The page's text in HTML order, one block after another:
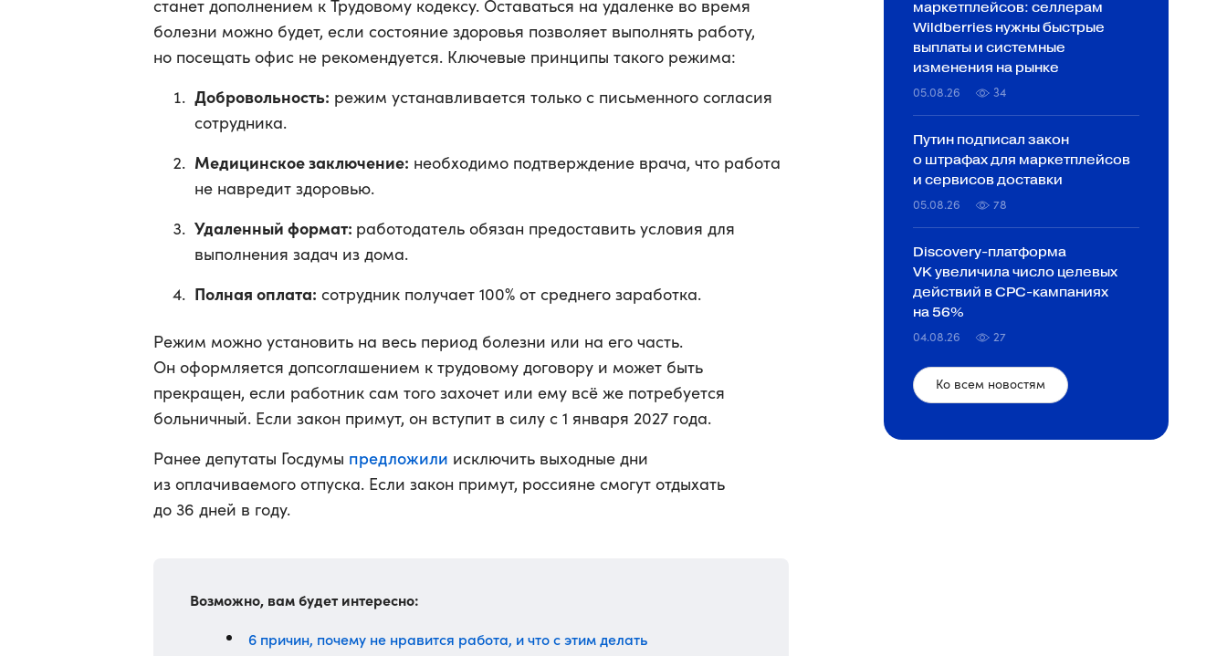
станет дополнением к Трудовому кодексу. Оставаться на удаленке во время
болезни можно будет, если состояние здоровья позволяет выполнять работу,
но посещать офис не рекомендуется. Ключевые принципы такого режима:
Добровольность: режим устанавливается только с письменного согласия
сотрудника.
Медицинское заключение: необходимо подтверждение врача, что работа
не навредит здоровью.
Удаленный формат: работодатель обязан предоставить условия для
выполнения задач из дома.
Полная оплата: сотрудник получает 100% от среднего заработка.
Режим можно установить на весь период болезни или на его часть.
Он оформляется допсоглашением к трудовому договору и может быть
прекращен, если работник сам того захочет или ему всё же потребуется
больничный. Если закон примут, он вступит в силу с 1 января 2027 года.
Ранее депутаты Госдумы предложили исключить выходные дни
из оплачиваемого отпуска. Если закон примут, россияне смогут отдыхать
до 36 дней в году.
Возможно, вам будет интересно:
6 причин, почему не нравится работа, и что с этим делать
маркетплейсов: селлерам
Wildberries нужны быстрые
выплаты и системные
изменения на рынке
05.08.26 34
Путин подписал закон
о штрафах для маркетплейсов
и сервисов доставки
05.08.26 78
Discovery-платформа
VK увеличила число целевых
действий в CPC-кампаниях
на 56%
04.08.26 27
Ко всем новостям